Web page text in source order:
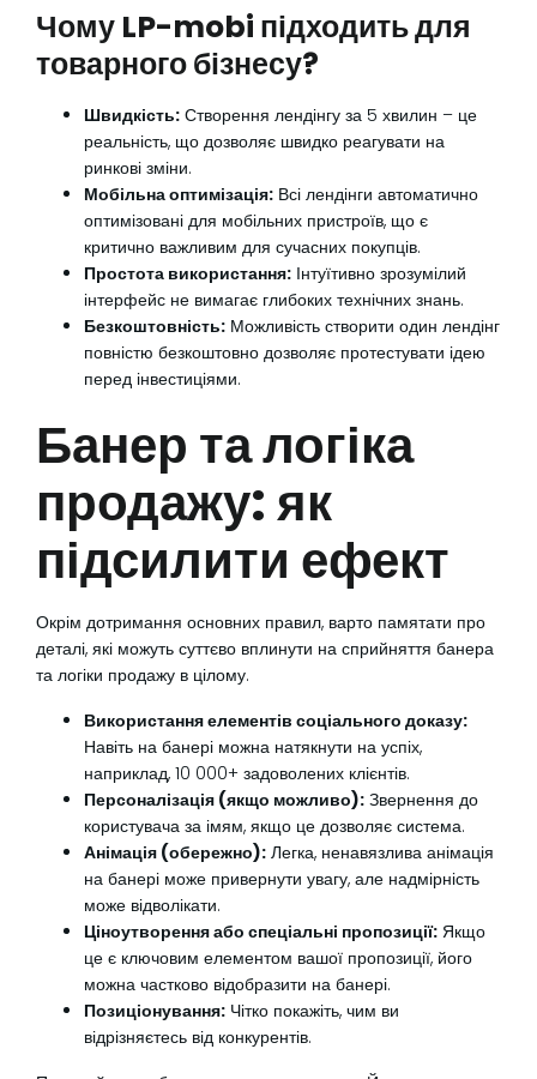
Чому LP-mobi підходить для
товарного бізнесу?
Швидкість: Створення лендінгу за 5 хвилин – це
реальність, що дозволяє швидко реагувати на
ринкові зміни.
Мобільна оптимізація: Всі лендінги автоматично
оптимізовані для мобільних пристроїв, що є
критично важливим для сучасних покупців.
Простота використання: Інтуїтивно зрозумілий
інтерфейс не вимагає глибоких технічних знань.
Безкоштовність: Можливість створити один лендінг
повністю безкоштовно дозволяє протестувати ідею
перед інвестиціями.
Банер та логіка
продажу: як
підсилити ефект
Окрім дотримання основних правил, варто памятати про
деталі, які можуть суттєво вплинути на сприйняття банера
та логіки продажу в цілому.
Використання елементів соціального доказу:
Навіть на банері можна натякнути на успіх,
наприклад, 10 000+ задоволених клієнтів.
Персоналізація (якщо можливо): Звернення до
користувача за імям, якщо це дозволяє система.
Анімація (обережно): Легка, ненавязлива анімація
на банері може привернути увагу, але надмірність
може відволікати.
Ціноутворення або спеціальні пропозиції: Якщо
це є ключовим елементом вашої пропозиції, його
можна частково відобразити на банері.
Позиціонування: Чітко покажіть, чим ви
відрізняєтесь від конкурентів.